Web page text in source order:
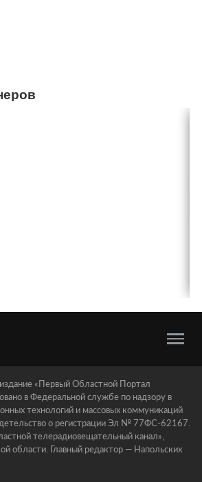
«Первый Областной Портал
в Федеральной службе по надзору в
технологий и массовых коммуникаций
о регистрации Эл № 77ФС-62167.
телерадиовещательный канал»,
области. Главный редактор — Напольских